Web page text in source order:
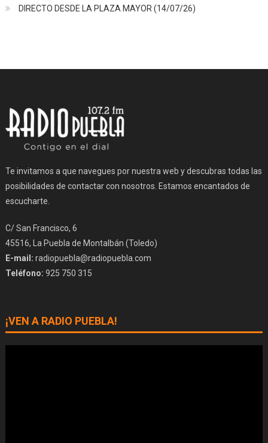
DIRECTO DESDE LA PLAZA MAYOR (14/07/26)
Te invitamos a que navegues por nuestra web y descubras todas las
posibilidades de contactar con nosotros. Estamos encantados de
escucharte.
C/ San Francisco, 6
45516, La Puebla de Montalbán (Toledo)
E-mail: radiopuebla@radiopuebla.com
Teléfono: 925 750 315
¡VEN A RADIO PUEBLA!